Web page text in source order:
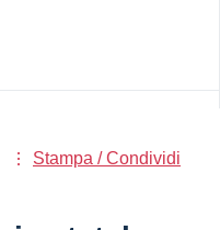
Stampa / Condividi